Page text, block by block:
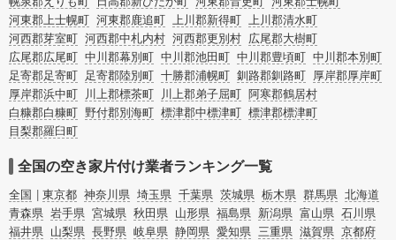
河東郡上士幌町 河東郡鹿追町 上川郡新得町 上川郡清水町
河西郡芽室町 河西郡中札内村 河西郡更別村 広尾郡大樹町
広尾郡広尾町 中川郡幕別町 中川郡池田町 中川郡豊頃町 中川郡本別町
足寄郡足寄町 足寄郡陸別町 十勝郡浦幌町 釧路郡釧路町 厚岸郡厚岸町
厚岸郡浜中町
川上郡標茶町 川上郡弟子屈町 阿寒郡鶴居村
白糠郡白糠町 野付郡別海町 標津郡中標津町 標津郡標津町
目梨郡羅臼町
全国の空き家片付け業者ランキング一覧
全国 東京都 神奈川県 埼玉県 千葉県 茨城県 栃木県 群馬県 北海道
青森県 岩手県 宮城県 秋田県 山形県 福島県 新潟県 富山県 石川県
福井県 山梨県 長野県 岐阜県 静岡県 愛知県 三重県 滋賀県 京都府